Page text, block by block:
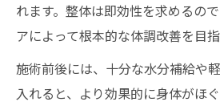
れます。整体は即効性を求めるの
アによって根本的な体調改善を目指
施術前後には、十分な水分補給や
入れると、より効果的に身体がほ